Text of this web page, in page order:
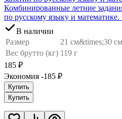
Комбинированные летние
по русскому языку и
В наличии
Размер
21 см&times;30
Вес брутто (кг) 119 г
185 ₽
Экономия -185 ₽
Купить
Купить